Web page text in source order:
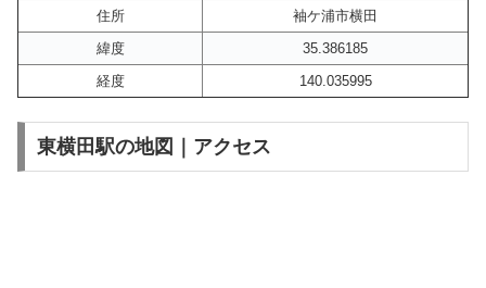
住所
袖ケ浦市横田
緯度
35.386185
経度
140.035995
東横田駅の地図｜アクセス